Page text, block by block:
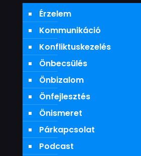
Érzelem
Kommunikáció
Konfliktuskezelés
Önbecsülés
Önbizalom
Önfejlesztés
Önismeret
Párkapcsolat
Podcast